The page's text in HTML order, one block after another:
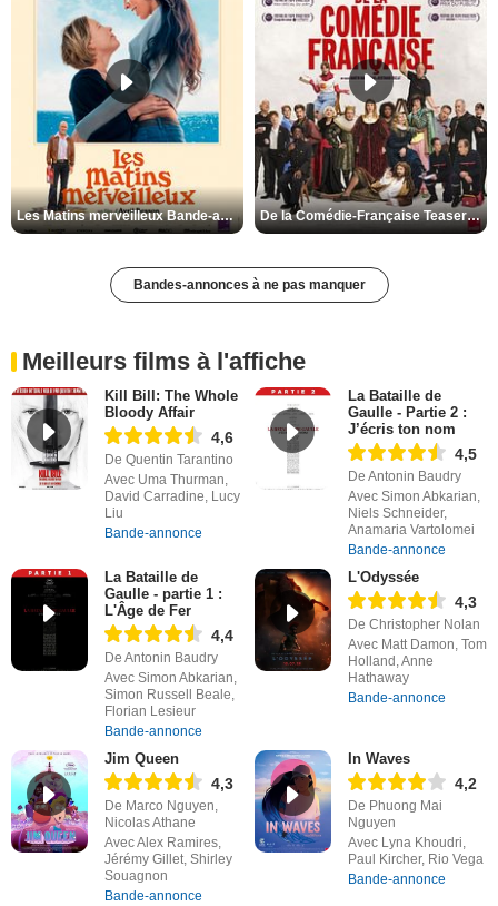
Les Matins merveilleux Bande-annonce VF De la Comédie-Française Teaser VF
Bandes-annonces à ne pas manquer
Meilleurs films à l'affiche
Kill Bill: The Whole
Bloody Affair
4,6
De Quentin Tarantino
Avec Uma Thurman,
David Carradine, Lucy
Liu
Bande-annonce
La Bataille de
Gaulle - Partie 2 :
J’écris ton nom
4,5
De Antonin Baudry
Avec Simon Abkarian,
Niels Schneider,
Anamaria Vartolomei
Bande-annonce
La Bataille de
Gaulle - partie 1 :
L'Âge de Fer
4,4
De Antonin Baudry
Avec Simon Abkarian,
Simon Russell Beale,
Florian Lesieur
Bande-annonce
L'Odyssée
4,3
De Christopher Nolan
Avec Matt Damon, Tom
Holland, Anne
Hathaway
Bande-annonce
Jim Queen
4,3
De Marco Nguyen,
Nicolas Athane
Avec Alex Ramires,
Jérémy Gillet, Shirley
Souagnon
Bande-annonce
In Waves
4,2
De Phuong Mai
Nguyen
Avec Lyna Khoudri,
Paul Kircher, Rio Vega
Bande-annonce